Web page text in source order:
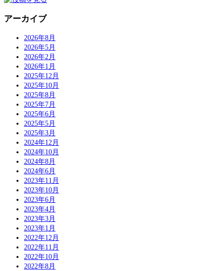
アーカイブ
2026年8月
2026年5月
2026年2月
2026年1月
2025年12月
2025年10月
2025年8月
2025年7月
2025年6月
2025年5月
2025年3月
2024年12月
2024年10月
2024年8月
2024年6月
2023年11月
2023年10月
2023年6月
2023年4月
2023年3月
2023年1月
2022年12月
2022年11月
2022年10月
2022年8月